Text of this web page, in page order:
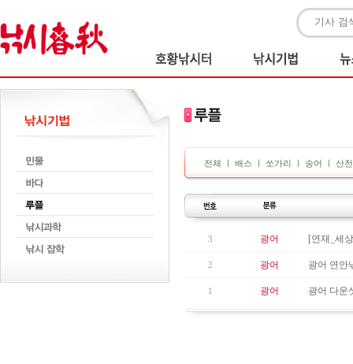
전체 ㅣ 배스 ㅣ 쏘가리 ㅣ 송어 ㅣ 산
3 광어 [연재_세
2 광어 광어 연안
1 광어 광어 다운